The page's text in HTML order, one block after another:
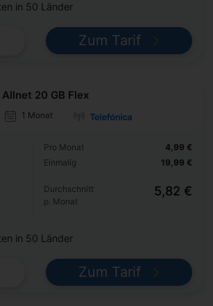
in 50 Länder
Zum Tarif
Allnet 20 GB Flex
1 Monat
Pro Monat
Einmalig
4,99 €
19,99 €
Durchschnitt
p. Monat
5,82 €
in 50 Länder
Zum Tarif